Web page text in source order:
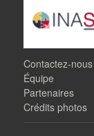
Contactez-nous
Équipe
Partenaires
Crédits photos